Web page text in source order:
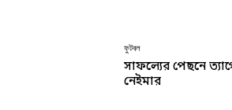
ফুটবল
সাফল্যের পেছনে
নেইমার